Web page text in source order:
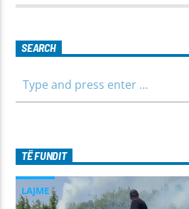
SEARCH
TË FUNDIT
LAJME